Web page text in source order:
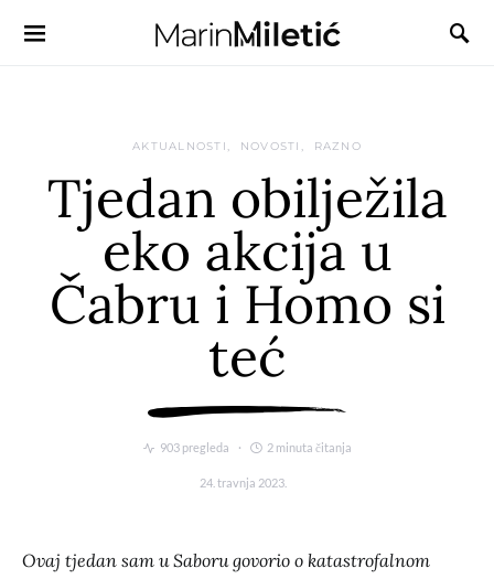
AKTUALNOSTI NOVOSTI RAZNO
Tjedan obilježila
eko akcija u
Čabru i Homo si
teć
903 pregleda 2 minuta čitanja
24. travnja 2023.
Ovaj tjedan sam u Saboru govorio o katastrofalnom